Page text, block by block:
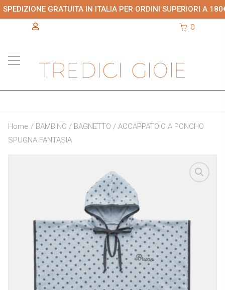
SPEDIZIONE GRATUITA IN ITALIA PER ORDINI SUPERIORI A
0
Home / BAMBINO / BAGNETTO / ACCAPPATOIO A PONCHO
SPUGNA FANTASIA